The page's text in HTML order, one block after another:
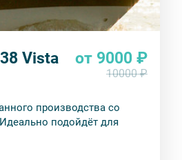
Vista
от 9000 ₽
10000 ₽
производства со
подойдёт для